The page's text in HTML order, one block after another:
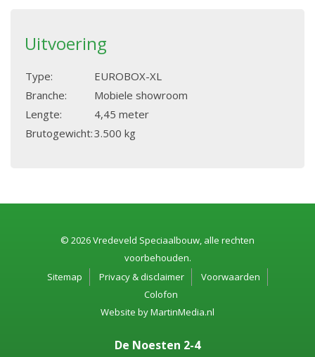
Uitvoering
Type:
EUROBOX-XL
Branche:
Mobiele showroom
Lengte:
4,45 meter
Brutogewicht:3.500 kg
© 2026 Vredeveld Speciaalbouw, alle rechten
voorbehouden.
Sitemap
Privacy & disclaimer
Voorwaarden
Colofon
Website byMartinMedia.nl
De Noesten 2-4